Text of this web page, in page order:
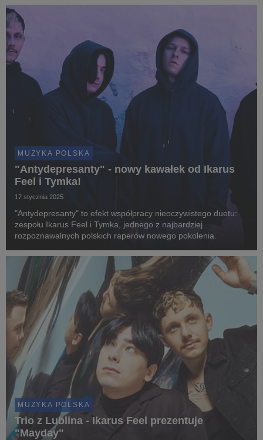
MUZYKA POLSKA
"Antydepresanty" - nowy kawałek od Ikarus
Feel i Tymka!
17 stycznia 2025
"Antydepresanty" to efekt współpracy nieoczywistego duetu:
zespołu Ikarus Feel i Tymka, jednego z najbardziej
rozpoznawalnych polskich raperów nowego pokolenia.
MUZYKA POLSKA
Trio z Lublina - Ikarus Feel prezentuje
"Mayday"